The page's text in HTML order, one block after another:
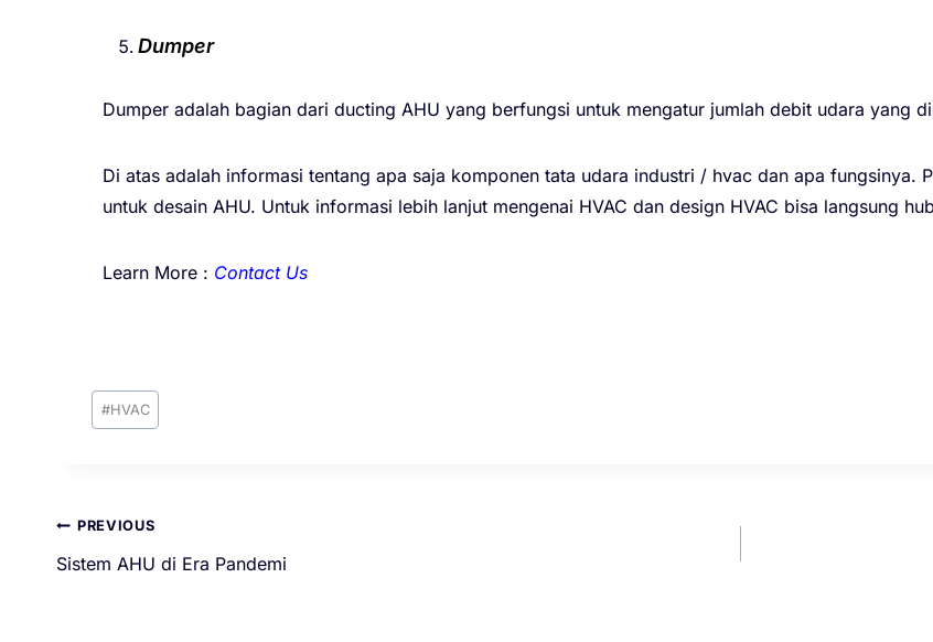
Dumper
Dumper adalah bagian dari ducting AHU yang berfungsi untuk mengatur jumlah debit udara yang
Di atas adalah informasi tentang apa saja komponen tata udara industri / hvac dan apa fungsinya.
untuk desain AHU. Untuk informasi lebih lanjut mengenai HVAC dan design HVAC bisa langsung
Learn More : Contact Us
#HVAC
PREVIOUS
Sistem AHU di Era Pandemi